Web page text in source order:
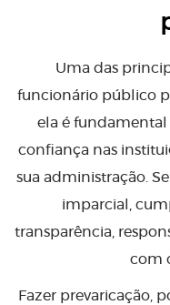
Uma das
funcionário público
ela é
confiança nas
sua administração.
imparcial,
transparência,
com
Fazer prevaricação,